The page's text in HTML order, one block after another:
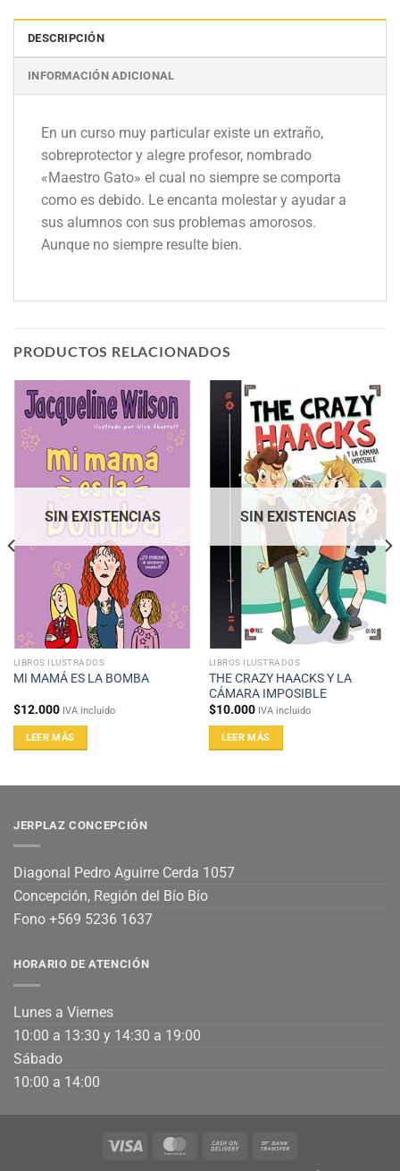
DESCRIPCIÓN
INFORMACIÓN ADICIONAL
En un curso muy particular existe un extraño,
sobreprotector y alegre profesor, nombrado
«Maestro Gato» el cual no siempre se comporta
como es debido. Le encanta molestar y ayudar a
sus alumnos con sus problemas amorosos.
Aunque no siempre resulte bien.
PRODUCTOS RELACIONADOS
SIN EXISTENCIAS
LIBROS ILUSTRADOS
MI MAMÁ ES LA BOMBA
$12.000 IVA incluido
LEER MÁS
SIN EXISTENCIAS
LIBROS ILUSTRADOS
THE CRAZY HAACKS Y LA
CÁMARA IMPOSIBLE
$10.000 IVA incluido
LEER MÁS
JERPLAZ CONCEPCIÓN
Diagonal Pedro Aguirre Cerda 1057
Concepción, Región del Bío Bío
Fono +569 5236 1637
HORARIO DE ATENCIÓN
Lunes a Viernes
10:00 a 13:30 y 14:30 a 19:00
Sábado
10:00 a 14:00